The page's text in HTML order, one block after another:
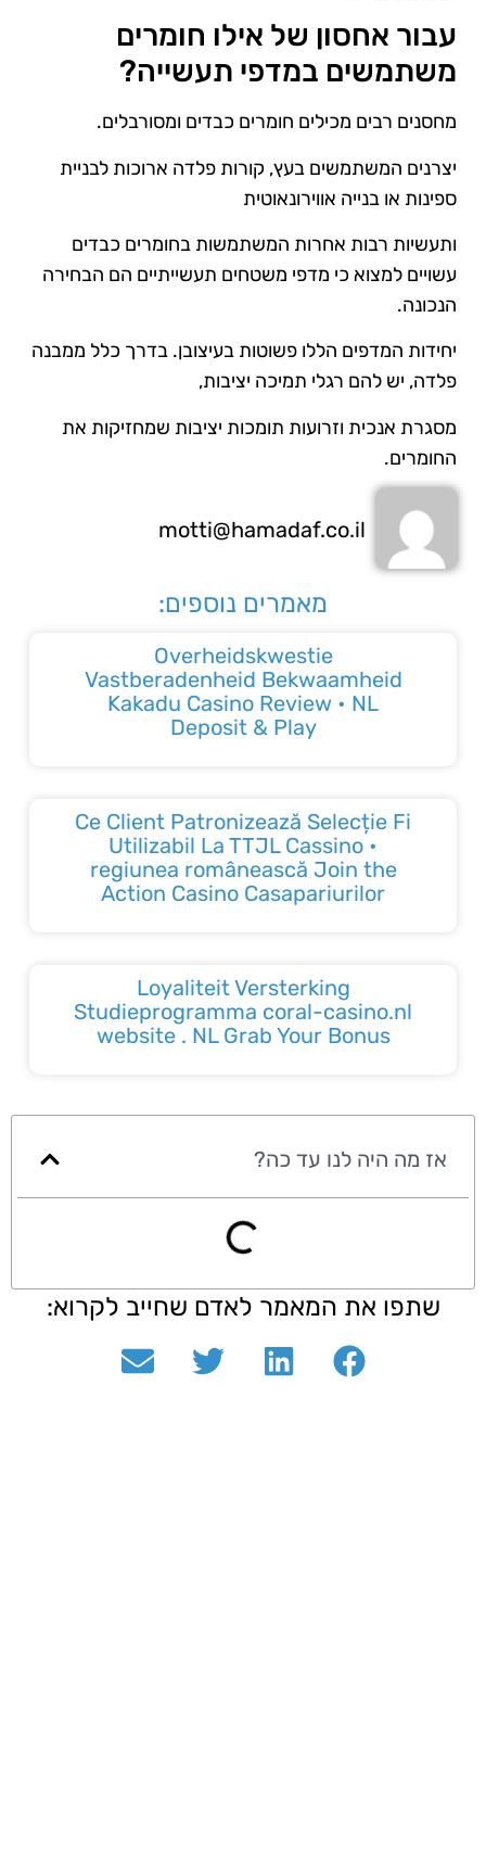
עבור אחסון של אילו חומרים
משתמשים במדפי תעשייה?
מחסנים רבים מכילים חומרים כבדים ומסורבלים.
יצרנים המשתמשים בעץ, קורות פלדה ארוכות לבניית
ספינות או בנייה אווירונאוטית
ותעשיות רבות אחרות המשתמשות בחומרים כבדים
עשויים למצוא כי מדפי משטחים תעשייתיים הם הבחירה
הנכונה.
יחידות המדפים הללו פשוטות בעיצובן. בדרך כלל ממבנה
פלדה, יש להם רגלי תמיכה יציבות,
מסגרת אנכית וזרועות תומכות יציבות שמחזיקות את
החומרים.
motti@hamadaf.co.il
מאמרים נוספים:
Overheidskwestie
Vastberadenheid Bekwaamheid
Kakadu Casino Review • NL
Deposit & Play
Ce Client Patronizează Selecție Fi
Utilizabil La TTJL Cassino •
regiunea românească Join the
Action Casino Casapariurilor
Loyaliteit Versterking
Studieprogramma coral-casino.nl
website . NL Grab Your Bonus
אז מה היה לנו עד כה?
שתפו את המאמר לאדם שחייב לקרוא: